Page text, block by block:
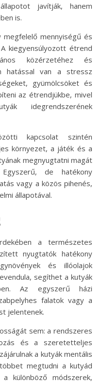
javítják, hanem
is.
mennyiségű és
kiegyensúlyozott étrend
közérzetéhez és
hatással van a stressz
gyümölcsöket és
az étrendjükbe, mivel
idegrendszerének
kapcsolat szintén
környezet, a játék és a
megnyugtatni magát
de hatékony
vagy a közös pihenés,
állapotával.
a természetes
nyugtatók hatékony
és illóolajok
segíthet a kutyák
Az egyszerű házi
falatok vagy a
jelentenek.
sem: a rendszeres
és a szeretetteljes
a kutyák mentális
megtudni a kutyád
különböző módszerek,